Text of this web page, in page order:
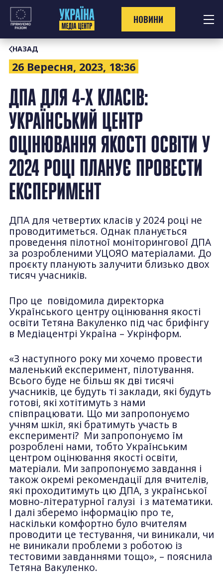
Перейти
контенту
НОВИНИ
НАЗАД
26 Вересня, 2023, 18:36
ДПА ДЛЯ 4-Х КЛАСІВ:
УКРАЇНСЬКИЙ ЦЕНТР
ОЦІНЮВАННЯ ЯКОСТІ ОСВІТИ У
2024 РОЦІ ПЛАНУЄ ПРОВЕСТИ
ЕКСПЕРИМЕНТ
ДПА для четвертих класів у 2024 році не
проводитиметься. Однак планується
проведення пілотної моніторингової ДПА
за розробленими УЦОЯО матеріалами. До
проєкту планують залучити близько двох
тисяч учасників.
Про це повідомила директорка
Українського центру оцінювання якості
освіти Тетяна Вакуленко під час брифінгу
в Медіацентрі Україна – Укрінформ.
«З наступного року ми хочемо провести
маленький експеримент, пілотування.
Всього буде не більш як дві тисячі
учасників, це будуть ті заклади, які будуть
готові, які хотітимуть з нами
співпрацювати. Що ми запропонуємо
учням шкіл, які братимуть участь в
експерименті? Ми запропонуємо їм
розроблені нами, тобто Українським
центром оцінювання якості освіти,
матеріали. Ми запропонуємо завдання і
також окремі рекомендації для вчителів,
які проходитимуть цю ДПА, з української
мовно-літературної галузі і з математики.
І далі зберемо інформацію про те,
наскільки комфортно було вчителям
проводити це тестування, чи виникали, чи
не виникали проблеми з роботою із
тестовими завданнями тощо», – пояснила
Тетяна Вакуленко.